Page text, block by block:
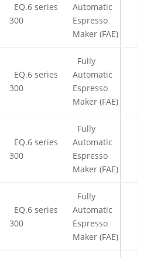
EQ.6 series
300
Automatic
Espresso
Maker (FAE)
EQ.6 series
300
Fully
Automatic
Espresso
Maker (FAE)
EQ.6 series
300
Fully
Automatic
Espresso
Maker (FAE)
EQ.6 series
300
Fully
Automatic
Espresso
Maker (FAE)